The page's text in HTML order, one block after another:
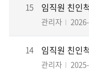
15 임직원 친인
관리자
14 임직원 친인
관리자